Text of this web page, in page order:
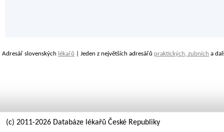
Adresář slovenských lékařů | Jeden z největších adresářů praktických, zubních a
(c) 2011-2026 Databáze lékařů České Republiky